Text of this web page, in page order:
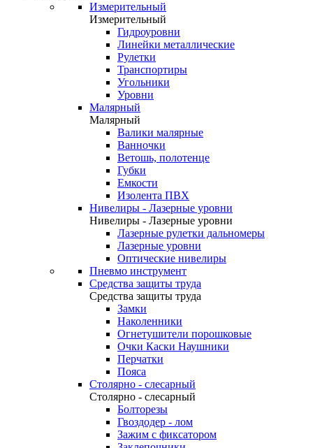
Измерительный
Измерительный
Гидроуровни
Линейки металлические
Рулетки
Транспортиры
Угольники
Уровни
Малярный
Малярный
Валики малярные
Ванночки
Ветошь, полотенце
Губки
Емкости
Изолента ПВХ
Нивелиры - Лазерные уровни
Нивелиры - Лазерные уровни
Лазерные рулетки дальномеры
Лазерные уровни
Оптические нивелиры
Пневмо инструмент
Средства защиты труда
Средства защиты труда
Замки
Наколенники
Огнетушители порошковые
Очки Каски Наушники
Перчатки
Пояса
Столярно - слесарный
Столярно - слесарный
Болторезы
Гвоздодер - лом
Зажим с фиксатором